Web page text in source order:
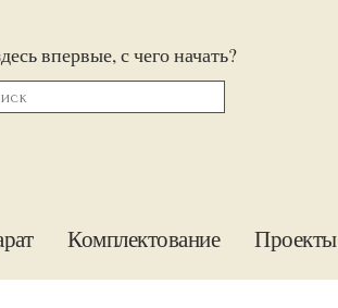
впервые, с чего начать?
Комплектование Проекты